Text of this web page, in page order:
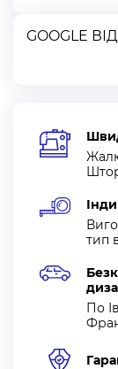
GOOGLE
тип
По